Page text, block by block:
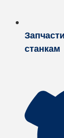
станкам